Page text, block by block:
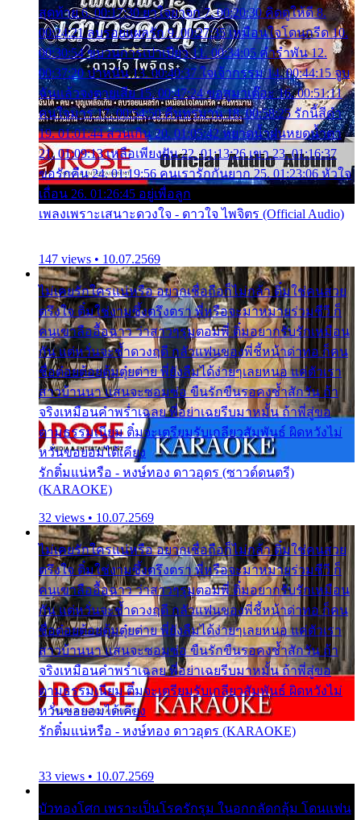
สุดท้าย 6. 00:17:30 ยาใจยาจก 7. 00:20:30 คิดดูให้ดี 8.
00:24:21 ลบรอยแผลรัก 9. 00:27:35 เหมือนใจโดนกรีด 10.
00:30:54 ขบวนการเปาเปียว 11. 00:34:05 คำรำพัน 12.
00:37:20 ปาหนัน 13. 00:40:37 ใจเจ้ากรรม 14. 00:44:15 จูบ
ฉันแล้วจงตายเสีย 15. 00:47:24 ขอสูมาเต๊อะ 16. 00:51:11
คนใจมาร 17. 00:54:50 คืนทรมาน 18. 00:58:25 รักนี้สีดำ
19. 01:01:44 ส่วนเกิน 20. 01:05:42 หยาดน้ำฝนหยดน้ำตา
21. 01:09:13 เหลือเพียงฝัน 22. 01:13:26 เขา 23. 01:16:37
ขอรักคืน 24. 01:19:56 คนเรารักกันยาก 25. 01:23:06 หัวใจ
เถื่อน 26. 01:26:45 อยู่เพื่อลูก
เพลงเพราะเสนาะดวงใจ - ดาวใจ ไพจิตร (Official Audio)
147 views • 10.07.2569
ไม่เคยรักใครแน่หรือ อยากเชื่อถือก็ไม่กล้า ติ๋มใช่คนสวย
ตรึงใจ ติ๋มใช่งามซึ้งตรึงตรา พี่หรือจะมาหมายร่วมชีวี ก็
คนเขาลืออื้อฉาว ว่าสาวๆรุมตอมพี่ ติ๋มอยากรับรักเหมือน
กัน แต่หวั่นจะช้ำดวงฤดี กลัวแฟนของพี่ชี้หน้าด่าทอ ก็คน
ชื่อต๋อยต้อยตุ้มตุ๋ยต่าย พี่ยังลืมได้ง่ายๆเลยหนอ แค่ตัวเรา
สาวบ้านนา แสนจะซอมซ่อ ขืนรักขืนรอคงช้ำสักวัน ถ้า
จริงเหมือนคำพร่ำเฉลย พี่อย่าเฉยรีบมาหมั้น ถ้าพี่สู่ขอ
ตามธรรมเนียม ติ๋มจะเตรียมรับเกลียวสัมพันธ์ ผิดหวังไม่
หวั่นขอยอมได้เคียง
รักติ๋มแน่หรือ - หงษ์ทอง ดาวอุดร (ซาวด์ดนตรี)
(KARAOKE)
32 views • 10.07.2569
ไม่เคยรักใครแน่หรือ อยากเชื่อถือก็ไม่กล้า ติ๋มใช่คนสวย
ตรึงใจ ติ๋มใช่งามซึ้งตรึงตรา พี่หรือจะมาหมายร่วมชีวี ก็
คนเขาลืออื้อฉาว ว่าสาวๆรุมตอมพี่ ติ๋มอยากรับรักเหมือน
กัน แต่หวั่นจะช้ำดวงฤดี กลัวแฟนของพี่ชี้หน้าด่าทอ ก็คน
ชื่อต๋อยต้อยตุ้มตุ๋ยต่าย พี่ยังลืมได้ง่ายๆเลยหนอ แค่ตัวเรา
สาวบ้านนา แสนจะซอมซ่อ ขืนรักขืนรอคงช้ำสักวัน ถ้า
จริงเหมือนคำพร่ำเฉลย พี่อย่าเฉยรีบมาหมั้น ถ้าพี่สู่ขอ
ตามธรรมเนียม ติ๋มจะเตรียมรับเกลียวสัมพันธ์ ผิดหวังไม่
หวั่นขอยอมได้เคียง
รักติ๋มแน่หรือ - หงษ์ทอง ดาวอุดร (KARAOKE)
33 views • 10.07.2569
บัวทองโศก เพราะเป็นโรครักรุม ในอกกลัดกลุ้ม โดนแฟน